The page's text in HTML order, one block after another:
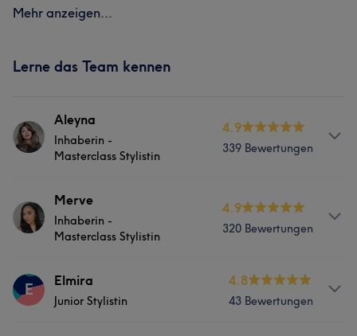
Mehr anzeigen...
Lerne das Team kennen
Aleyna
Inhaberin -
Masterclass Stylistin
4.9
339 Bewertungen
Services
Friseur Gesicht
Portfolio
Merve
Inhaberin -
Masterclass Stylistin
4.9
320 Bewertungen
Services
E Elmira
Junior Stylistin
4.8
43 Bewertungen